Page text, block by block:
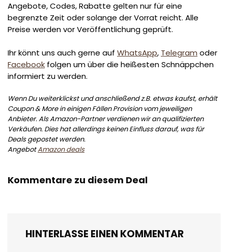
Angebote, Codes, Rabatte gelten nur für eine
begrenzte Zeit oder solange der Vorrat reicht. Alle
Preise werden vor Veröffentlichung geprüft.
Ihr könnt uns auch gerne auf WhatsApp, Telegram oder
Facebook folgen um über die heißesten Schnäppchen
informiert zu werden.
Wenn Du weiterklickst und anschließend z.B. etwas kaufst, erhält
Coupon & More in einigen Fällen Provision vom jeweiligen
Anbieter. Als Amazon-Partner verdienen wir an qualifizierten
Verkäufen. Dies hat allerdings keinen Einfluss darauf, was für
Deals gepostet werden.
AngebotAmazon deals
Kommentare zu diesem Deal
HINTERLASSE EINEN KOMMENTAR